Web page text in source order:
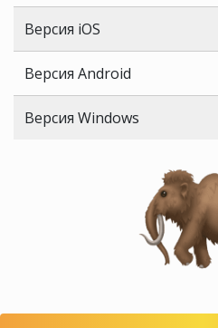
Версия iOS
Версия Android
Версия Windows